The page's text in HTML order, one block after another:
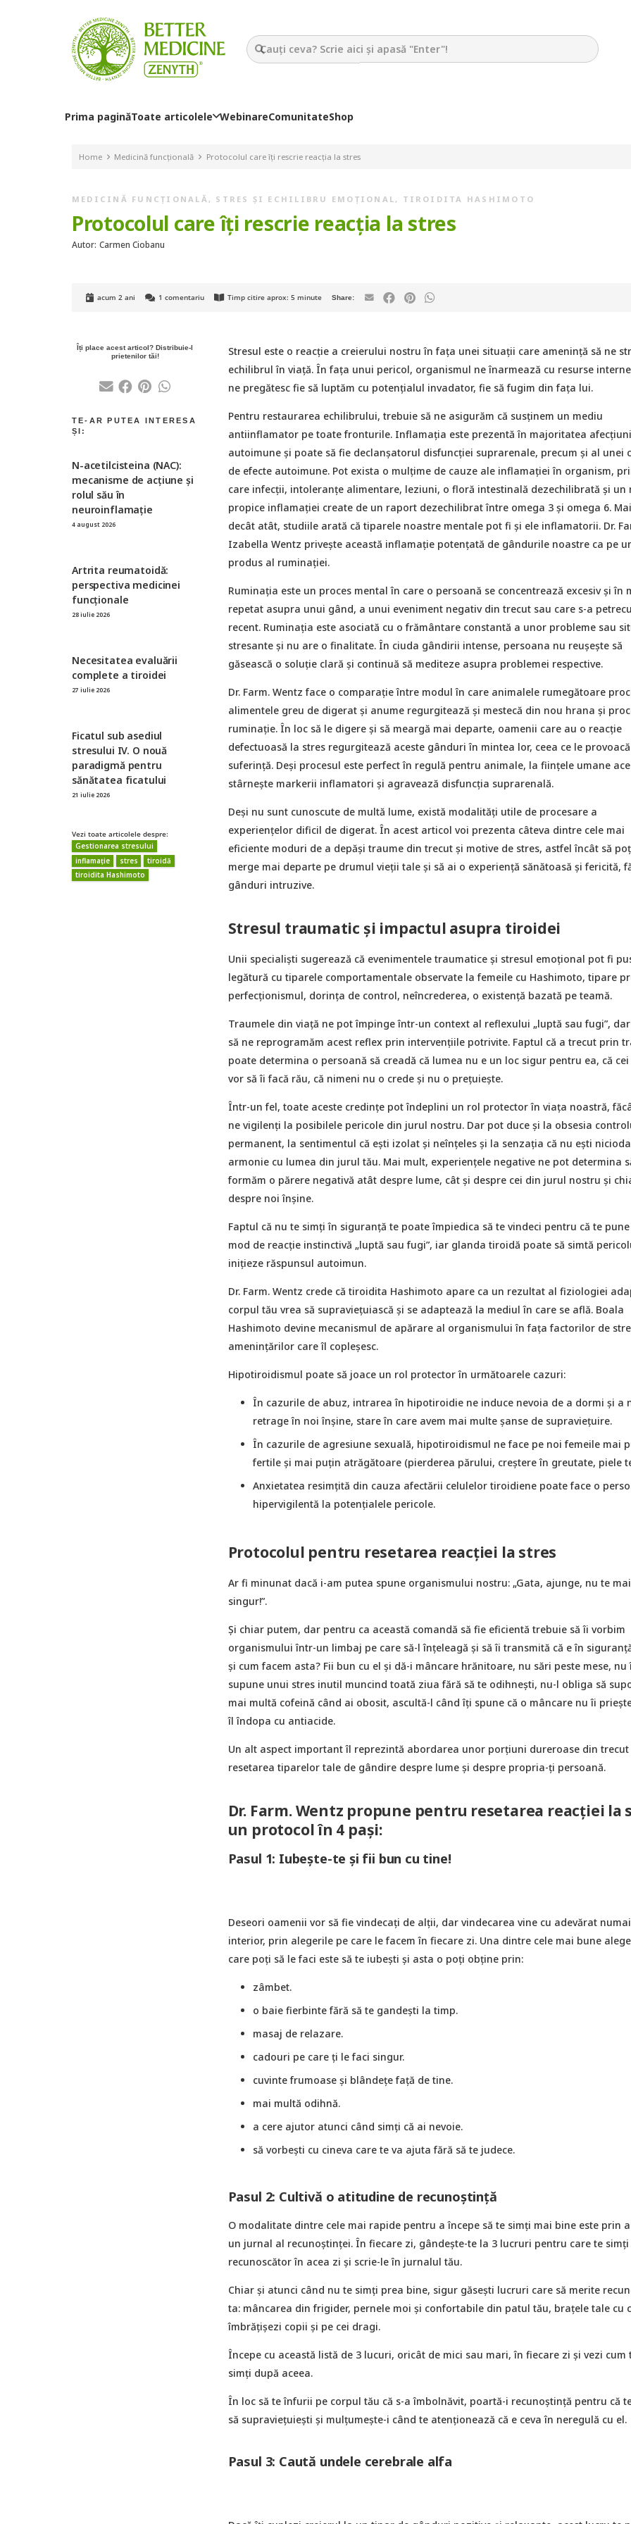
Prima paginăToate articolele WebinareComunitateShop
Home Medicină funcțională Protocolul care îți rescrie reacția la stres
MEDICINĂ FUNCȚIONALĂ , STRES ȘI ECHILIBRU EMOȚIONAL , TIROIDITA HASHIMOTO
Protocolul care îți rescrie reacția la stres
Autor: Carmen Ciobanu
acum 2 ani 1comentariu Timp citire aprox: 5 minute
N-acetilcisteina (NAC):
mecanisme de acțiune și
rolul său în
neuroinflamație
4 august 2026
Artrita reumatoidă:
perspectiva medicinei
funcționale
28 iulie 2026
Necesitatea evaluării
complete a tiroidei
27 iulie 2026
Ficatul sub asediul
stresului IV. O nouă
paradigmă pentru
sănătatea ficatului
21 iulie 2026
Vezi toate articolele despre:
Gestionarea stresului
inflamație
stres
tiroidă
tiroidita Hashimoto
Stresul este o reacție a creierului nostru în fața unei situații care amenință să ne
echilibrul în viață. În fața unui pericol, organismul ne înarmează cu resurse
ne pregătesc fie să luptăm cu potențialul invadator, fie să fugim din fața lui.
Pentru restaurarea echilibrului, trebuie să ne asigurăm că susținem un mediu
antiinflamator pe toate fronturile. Inflamația este prezentă în majoritatea
autoimune și poate să fie declanșatorul disfuncției suprarenale, precum și al unei
de efecte autoimune. Pot exista o mulțime de cauze ale inflamației în organism,
care infecții, intoleranțe alimentare, leziuni, o floră intestinală dezechilibrată și un
propice inflamației create de un raport dezechilibrat între omega 3 și omega 6.
decât atât, studiile arată că tiparele noastre mentale pot fi și ele inflamatorii. Dr.
Izabella Wentz privește această inflamație potențată de gândurile noastre ca pe
produs al ruminației.
Ruminația este un proces mental în care o persoană se concentrează excesiv și în
repetat asupra unui gând, a unui eveniment negativ din trecut sau care s-a
recent. Ruminația este asociată cu o frământare constantă a unor probleme sau
stresante și nu are o finalitate. În ciuda gândirii intense, persoana nu reușește să
găsească o soluție clară și continuă să mediteze asupra problemei respective.
Dr. Farm. Wentz face o comparație între modul în care animalele rumegătoare
alimentele greu de digerat și anume regurgitează și mestecă din nou hrana și
ruminație. În loc să le digere și să meargă mai departe, oamenii care au o reacție
defectuoasă la stres regurgitează aceste gânduri în mintea lor, ceea ce le provoacă
suferință. Deși procesul este perfect în regulă pentru animale, la ființele umane
stârnește markerii inflamatori și agravează disfuncția suprarenală.
Deși nu sunt cunoscute de multă lume, există modalități utile de procesare a
experiențelor dificil de digerat. În acest articol voi prezenta câteva dintre cele mai
eficiente moduri de a depăși traume din trecut și motive de stres, astfel încât să
merge mai departe pe drumul vieții tale și să ai o experiență sănătoasă și fericită,
gânduri intruzive.
Stresul traumatic și impactul asupra tiroidei
Unii specialiști sugerează că evenimentele traumatice și stresul emoțional pot fi
legătură cu tiparele comportamentale observate la femeile cu Hashimoto, tipare
perfecționismul, dorința de control, neîncrederea, o existență bazată pe teamă.
Traumele din viață ne pot împinge într-un context al reflexului „luptă sau fugi”,
să ne reprogramăm acest reflex prin intervențiile potrivite. Faptul că a trecut prin
poate determina o persoană să creadă că lumea nu e un loc sigur pentru ea, că
vor să îi facă rău, că nimeni nu o crede și nu o prețuiește.
Într-un fel, toate aceste credințe pot îndeplini un rol protector în viața noastră,
ne vigilenți la posibilele pericole din jurul nostru. Dar pot duce și la obsesia
permanent, la sentimentul că ești izolat și neînțeles și la senzația că nu ești
armonie cu lumea din jurul tău. Mai mult, experiențele negative ne pot determina
formăm o părere negativă atât despre lume, cât și despre cei din jurul nostru și
despre noi înșine.
Faptul că nu te simți în siguranță te poate împiedica să te vindeci pentru că te
mod de reacție instinctivă „luptă sau fugi”, iar glanda tiroidă poate să simtă
inițieze răspunsul autoimun.
Dr. Farm. Wentz crede că tiroidita Hashimoto apare ca un rezultat al fiziologiei
corpul tău vrea să supraviețuiască și se adaptează la mediul în care se află. Boala
Hashimoto devine mecanismul de apărare al organismului în fața factorilor de
amenințărilor care îl copleșesc.
Hipotiroidismul poate să joace un rol protector în următoarele cazuri:
În cazurile de abuz, intrarea în hipotiroidie ne induce nevoia de a dormi și a
retrage în noi înșine, stare în care avem mai multe șanse de supraviețuire.
În cazurile de agresiune sexuală, hipotiroidismul ne face pe noi femeile mai
fertile și mai puțin atrăgătoare (pierderea părului, creștere în greutate, piele
Anxietatea resimțită din cauza afectării celulelor tiroidiene poate face o
hipervigilentă la potențialele pericole.
Protocolul pentru resetarea reacției la stres
Ar fi minunat dacă i-am putea spune organismului nostru: „Gata, ajunge, nu te
singur!”.
Și chiar putem, dar pentru ca această comandă să fie eficientă trebuie să îi vorbim
organismului într-un limbaj pe care să-l înțeleagă și să îi transmită că e în
și cum facem asta? Fii bun cu el și dă-i mâncare hrănitoare, nu sări peste mese, nu
supune unui stres inutil muncind toată ziua fără să te odihnești, nu-l obliga să
mai multă cofeină când ai obosit, ascultă-l când îți spune că o mâncare nu îi
îl îndopa cu antiacide.
Un alt aspect important îl reprezintă abordarea unor porțiuni dureroase din trecut
resetarea tiparelor tale de gândire despre lume și despre propria-ți persoană.
Dr. Farm. Wentz propune pentru resetarea reacției la
un protocol în 4 pași:
Pasul 1: Iubește-te și fii bun cu tine!
Deseori oamenii vor să fie vindecați de alții, dar vindecarea vine cu adevărat
interior, prin alegerile pe care le facem în fiecare zi. Una dintre cele mai bune
care poți să le faci este să te iubești și asta o poți obține prin:
zâmbet.
o baie fierbinte fără să te gandești la timp.
masaj de relazare.
cadouri pe care ți le faci singur.
cuvinte frumoase și blândețe față de tine.
mai multă odihnă.
a cere ajutor atunci când simți că ai nevoie.
să vorbești cu cineva care te va ajuta fără să te judece.
Pasul 2: Cultivă o atitudine de recunoștință
O modalitate dintre cele mai rapide pentru a începe să te simți mai bine este prin
un jurnal al recunoștinței. În fiecare zi, gândește-te la 3 lucruri pentru care te simți
recunoscător în acea zi și scrie-le în jurnalul tău.
Chiar și atunci când nu te simți prea bine, sigur găsești lucruri care să merite
ta: mâncarea din frigider, pernele moi și confortabile din patul tău, brațele tale cu
îmbrățișezi copii și pe cei dragi.
Începe cu această listă de 3 lucuri, oricât de mici sau mari, în fiecare zi și vezi cum
simți după aceea.
În loc să te înfurii pe corpul tău că s-a îmbolnăvit, poartă-i recunoștință pentru că
să supraviețuiești și mulțumește-i când te atenționează că e ceva în neregulă cu el.
Pasul 3: Caută undele cerebrale alfa